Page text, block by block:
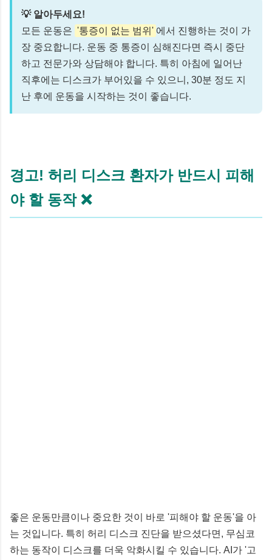
💡 알아두세요!
모든 운동은 '통증이 없는 범위' 에서 진행하는 것이 가
장 중요합니다. 운동 중 통증이 심해진다면 즉시 중단
하고 전문가와 상담해야 합니다. 특히 아침에 일어난
직후에는 디스크가 부어있을 수 있으니, 30분 정도 지
난 후에 운동을 시작하는 것이 좋습니다.
경고! 허리 디스크 환자가 반드시 피해
야 할 동작 ❌
좋은 운동만큼이나 중요한 것이 바로 '피해야 할 운동'을 아
는 것입니다. 특히 허리 디스크 진단을 받으셨다면, 무심코
하는 동작이 디스크를 더욱 악화시킬 수 있습니다. AI가 '고